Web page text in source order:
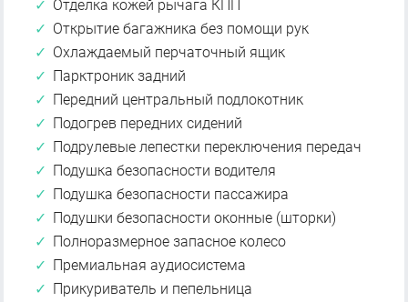
Отделка кожей рычага КПП
Открытие багажника без помощи рук
Охлаждаемый перчаточный ящик
Парктроник задний
Передний центральный подлокотник
Подогрев передних сидений
Подрулевые лепестки переключения передач
Подушка безопасности водителя
Подушка безопасности пассажира
Подушки безопасности оконные (шторки)
Полноразмерное запасное колесо
Премиальная аудиосистема
Прикуриватель и пепельница